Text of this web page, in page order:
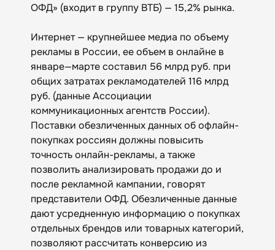
ОФД» (входит в группу ВТБ) — 15,2% рынка.
Интернет — крупнейшее медиа по объему
рекламы в России, ее объем в онлайне в
январе—марте составил 56 млрд руб. при
общих затратах рекламодателей 116 млрд
руб. (данные Ассоциации
коммуникационных агентств России).
Поставки обезличенных данных об офлайн-
покупках россиян должны повысить
точность онлайн-рекламы, а также
позволить анализировать продажи до и
после рекламной кампании, говорят
представители ОФД. Обезличенные данные
дают усредненную информацию о покупках
отдельных брендов или товарных категорий,
позволяют рассчитать конверсию из